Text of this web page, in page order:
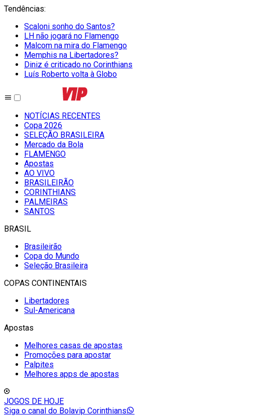
Tendências:
Scaloni sonho do Santos?
LH não jogará no Flamengo
Malcom na mira do Flamengo
Memphis na Libertadores?
Diniz é criticado no Corinthians
Luís Roberto volta à Globo
NOTÍCIAS RECENTES
Copa 2026
SELEÇÃO BRASILEIRA
Mercado da Bola
FLAMENGO
Apostas
AO VIVO
BRASILEIRÃO
CORINTHIANS
PALMEIRAS
SANTOS
BRASIL
Brasileirão
Copa do Mundo
Seleção Brasileira
COPAS CONTINENTAIS
Libertadores
Sul-Americana
Apostas
Melhores casas de apostas
Promoções para apostar
Palpites
Melhores apps de apostas
JOGOS DE HOJE
Siga o canal do Bolavip Corinthians